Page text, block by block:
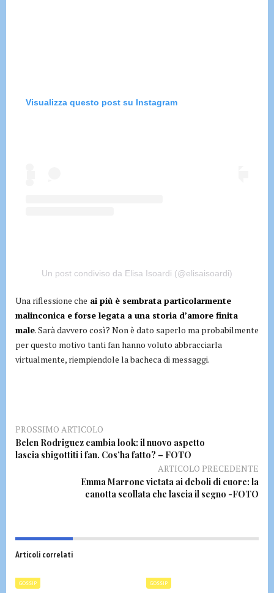
Visualizza questo post su Instagram
Un post condiviso da Elisa Isoardi (@elisaisoardi)
Una riflessione che ai più è sembrata particolarmente
malinconica e forse legata a una storia d’amore finita
male. Sarà davvero così? Non è dato saperlo ma probabilmente
per questo motivo tanti fan hanno voluto abbracciarla
virtualmente, riempiendole la bacheca di messaggi.
PROSSIMO ARTICOLO
Belen Rodriguez cambia look: il nuovo aspetto
lascia sbigottiti i fan. Cos’ha fatto? – FOTO
ARTICOLO PRECEDENTE
Emma Marrone vietata ai deboli di cuore: la
canotta scollata che lascia il segno -FOTO
Articoli correlati
GOSSIP GOSSIP